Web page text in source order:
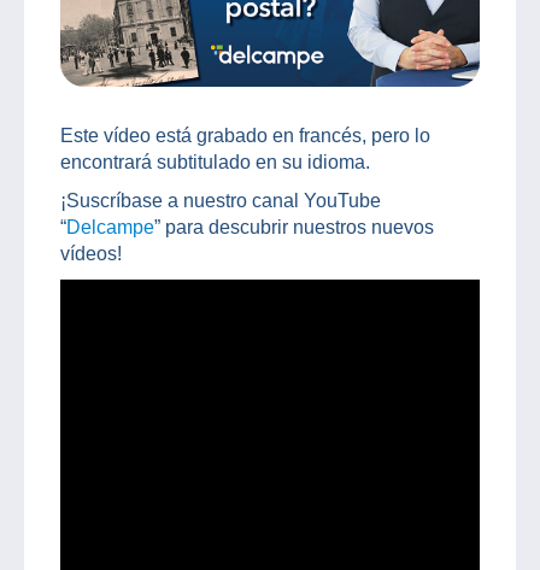
Este vídeo está grabado en francés, pero lo
encontrará subtitulado en su idioma.
¡Suscríbase a nuestro canal YouTube
“Delcampe” para descubrir nuestros nuevos
vídeos!